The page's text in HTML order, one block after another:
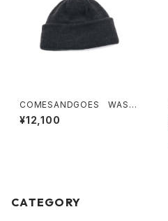
COMESANDGOES WASHA
BLE STANDARD KNIT
¥12,100
CATEGORY